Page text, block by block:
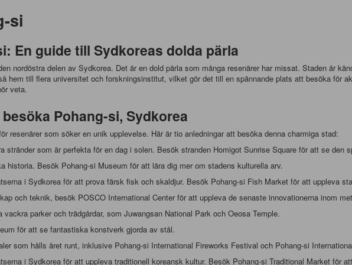
si
En guide till Sydkoreas dolda pärla
nordöstra delen av Sydkorea. Det är en dold pärla som många resenärer har missat. Staden är
hem till flera universitet och forskningsinstitut, vilket gör det till en spännande plats att besöka för
veta.
Pohang-si, Sydkorea
resenärer som söker en unik upplevelse. Här är tio anledningar att besöka denna charmiga stad:
stränder som är perfekta för en dag i solen. Besök stranden Homigot Sunrise Square för att se den
historia. Besök Pohang-si Museum för att lära dig mer om stadens kulturella arv.
i Sydkorea för att prova färsk fisk och skaldjur. Besök Pohang-si Fish Market för att uppleva
och teknik, besök POSCO International Center för att uppleva de senaste innovationerna inom
parker och trädgårdar, som Juwangsan National Park och Oeosa Temple.
för att se fantastiska konstverk gjorda av stål.
som hålls året runt, inklusive Pohang-si International Fireworks Festival och Pohang-si
i Sydkorea för att uppleva traditionell koreansk kultur. Besök Pohang-si Traditional Market för